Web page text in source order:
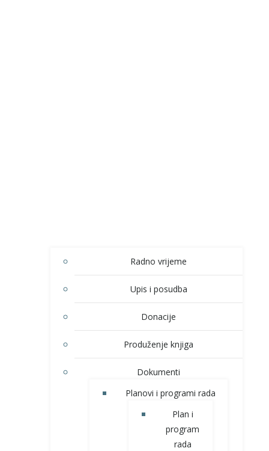
Radno vrijeme
Upis i posudba
Donacije
Produženje knjiga
Dokumenti
Planovi i programi rada
Plan i
program
rada